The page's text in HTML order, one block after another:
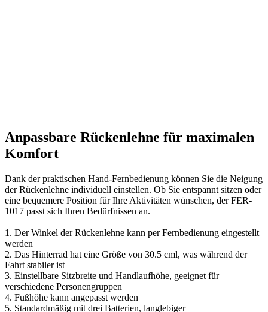
Anpassbare Rückenlehne für maximalen
Komfort
Dank der praktischen Hand-Fernbedienung können Sie die Neigung
der Rückenlehne individuell einstellen. Ob Sie entspannt sitzen oder
eine bequemere Position für Ihre Aktivitäten wünschen, der FER-
1017 passt sich Ihren Bedürfnissen an.
1. Der Winkel der Rückenlehne kann per Fernbedienung eingestellt
werden
2. Das Hinterrad hat eine Größe von 30.5 cml, was während der
Fahrt stabiler ist
3. Einstellbare Sitzbreite und Handlaufhöhe, geeignet für
verschiedene Personengruppen
4. Fußhöhe kann angepasst werden
5. Standardmäßig mit drei Batterien, langlebiger